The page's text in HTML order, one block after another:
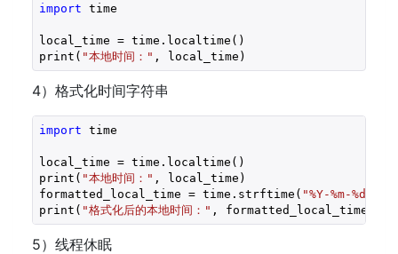
import time
local_time = time.localtime()
print( "本地时间：" , local_time)
4）格式化时间字符串
import time
local_time = time.localtime()
print( "本地时间：" , local_time)
formatted_local_time = time.strftime( "%Y-%m-%d
print( "格式化后的本地时间：" , formatted_local_time)
5）线程休眠